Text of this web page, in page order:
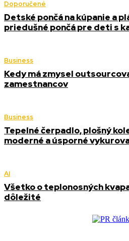
Doporučené
Detské pončá na kúpanie a
priedušné pončá pre deti s
Business
Kedy má zmysel
zamestnancov
Business
Tepelné čerpadlo, plošný
moderné a úsporné
AI
Všetko o teplonosných
dôležité